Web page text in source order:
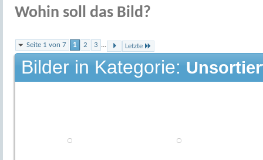
Wohin soll das Bild?
Seite 1 von 7 1 2 3 ... Letzte
Bilder in Kategorie: